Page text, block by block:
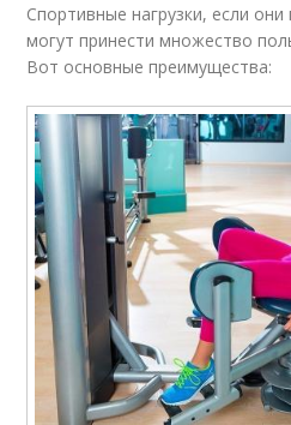
Спортивные нагрузки, если
могут принести множество
Вот основные преимущества: